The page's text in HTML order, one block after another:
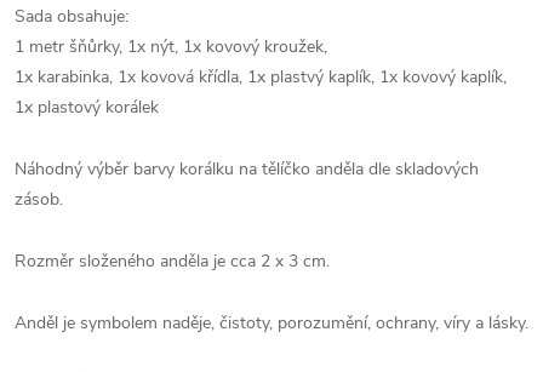
Sada obsahuje:
1 metr šňůrky, 1x nýt, 1x kovový kroužek,
1x karabinka, 1x kovová křídla, 1x plastvý kaplík, 1x kovový kaplík,
1x plastový korálek
Náhodný výběr barvy korálku na tělíčko anděla dle skladových
zásob.
Rozměr složeného anděla je cca 2 x 3 cm.
Anděl je symbolem naděje, čistoty, porozumění, ochrany, víry a lásky.